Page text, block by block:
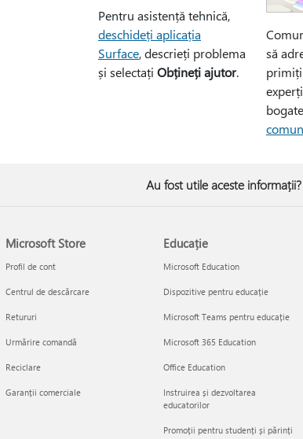
Pentru asistență tehnică,
deschideți aplicația
Surface, descrieți problema
și selectați Obțineți ajutor.
să
Au fost utile aceste informații?
Microsoft Store
Profil de cont
Centrul de descărcare
Retururi
Urmărire comandă
Reciclare
Garanții comerciale
Educație
Microsoft Education
Dispozitive pentru educație
Microsoft Teams pentru educație
Microsoft 365 Education
Office Education
Instruirea și dezvoltarea
educatorilor
Promoții pentru studenți și părinți